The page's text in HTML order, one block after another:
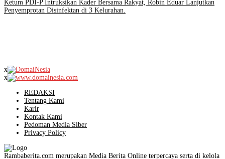
Ketum PDI-P Intruksikan Kader Bersama Rakyat, Robin Eduar Lanjutkan
Penyemprotan Disinfektan di 3 Kelurahan.
x
x
REDAKSI
Tentang Kami
Karir
Kontak Kami
Pedoman Media Siber
Privacy Policy
Rambaberita.com merupakan Media Berita Online terpercaya serta di kelola